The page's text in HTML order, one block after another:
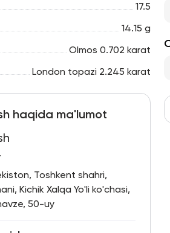
17.5
14.15 g
Olmos 0.702 karat
London topazi 2.245 karat
haqida ma'lumot
Toshkent shahri,
Kichik Xalqa Yo'li ko'chasi,
50-uy